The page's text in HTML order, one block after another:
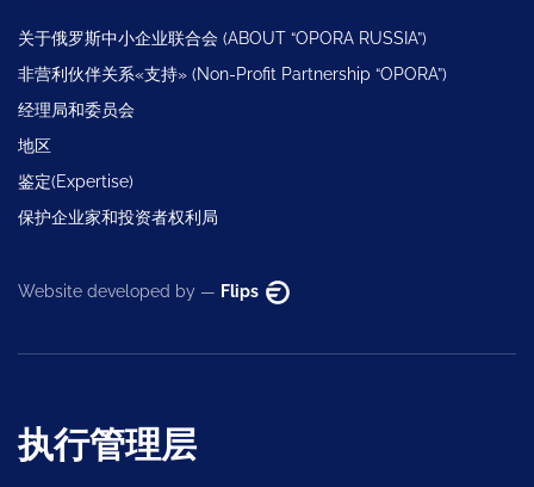
关于俄罗斯中小企业联合会 (ABOUT “OPORA RUSSIA”)
非营利伙伴关系«支持» (Non-Profit Partnership “OPORA”)
经理局和委员会
地区
鉴定(Expertise)
保护企业家和投资者权利局
Website developed by — Flips
执行管理层